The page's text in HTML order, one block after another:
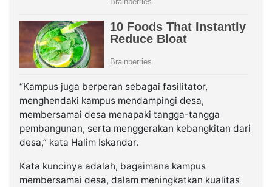
“Kampus juga berperan sebagai fasilitator,
menghendaki kampus mendampingi desa,
membersamai desa menapaki tangga-tangga
pembangunan, serta menggerakan kebangkitan dari
desa,” kata Halim Iskandar.
Kata kuncinya adalah, bagaimana kampus
membersamai desa, dalam meningkatkan kualitas